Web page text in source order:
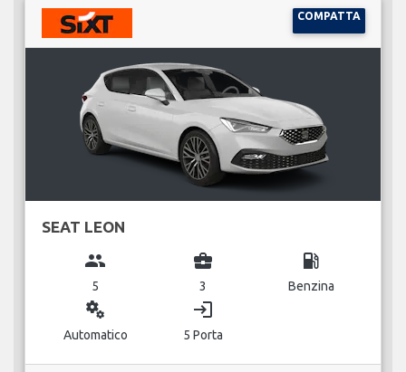
COMPATTA
SEAT LEON
group
5
business_center
3
local_gas_station
Benzina
miscellaneous_services
Automatico
login
5 Porta